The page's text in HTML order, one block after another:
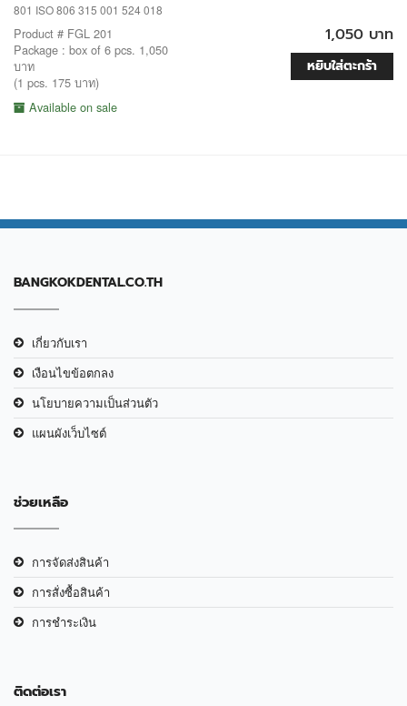
801 ISO 806 315 001 524 018
Product # FGL 201
Package : box of 6 pcs. 1,050
บาท
(1 pcs. 175 บาท)
Available on sale
1,050 บาท
หยิบใส่ตะกร้า
BANGKOKDENTAL.CO.TH
เกี่ยวกับเรา
เงือนไขข้อตกลง
นโยบายความเป็นส่วนตัว
แผนผังเว็บไซต์
ช่วยเหลือ
การจัดส่งสินค้า
การสั่งซื้อสินค้า
การชำระเงิน
ติดต่อเรา